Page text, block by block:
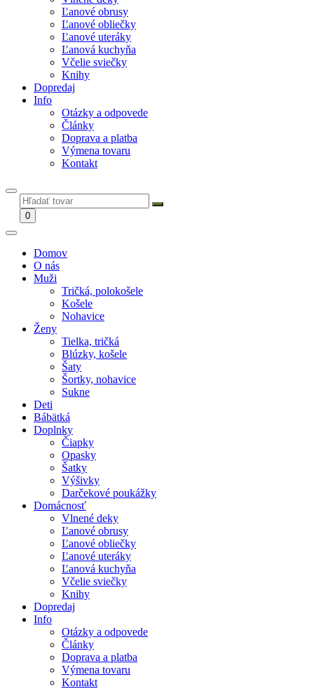
Ľanové obrusy
Ľanové obliečky
Ľanové uteráky
Ľanová kuchyňa
Včelie sviečky
Knihy
Dopredaj
Info
Otázky a odpovede
Články
Doprava a platba
Výmena tovaru
Kontakt
0
Domov
O nás
Muži
Tričká, polokošele
Košele
Nohavice
Ženy
Tielka, tričká
Blúzky, košele
Šaty
Šortky, nohavice
Sukne
Deti
Bábätká
Doplnky
Čiapky
Opasky
Šatky
Výšivky
Darčekové poukážky
Domácnosť
Vlnené deky
Ľanové obrusy
Ľanové obliečky
Ľanové uteráky
Ľanová kuchyňa
Včelie sviečky
Knihy
Dopredaj
Info
Otázky a odpovede
Články
Doprava a platba
Výmena tovaru
Kontakt